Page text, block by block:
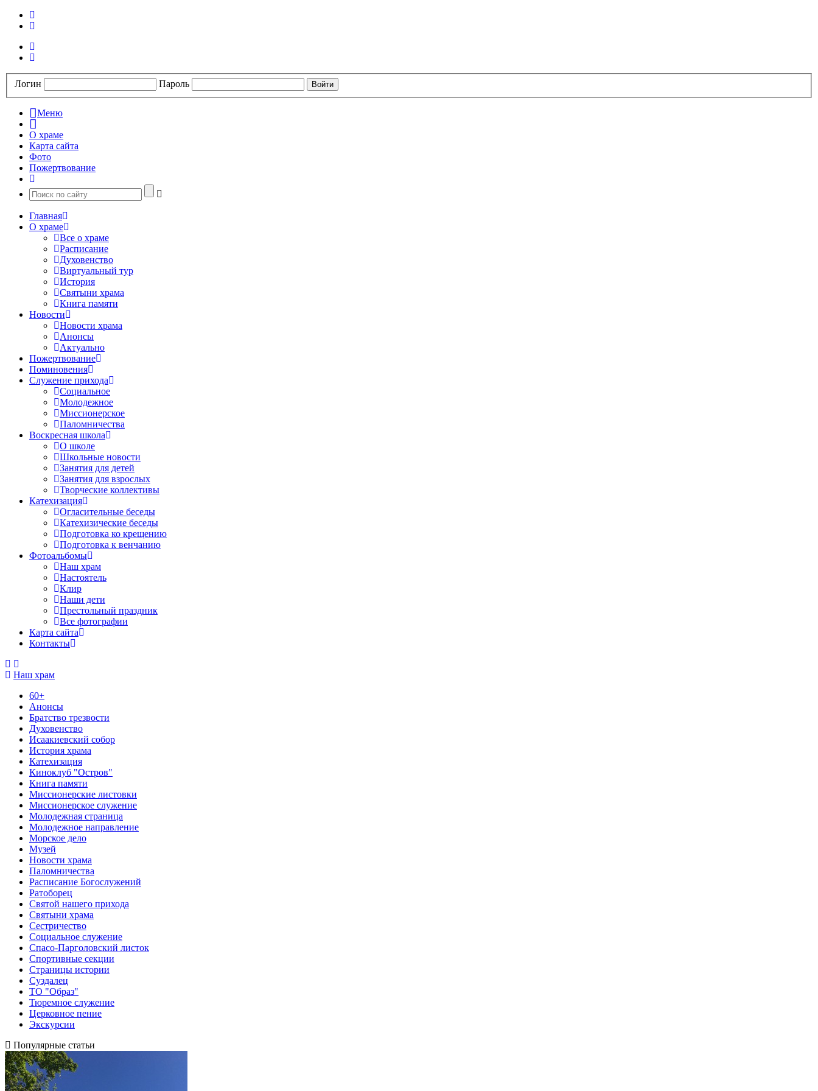
Логин Пароль
Меню
О храме
Карта сайта
Фото
Пожертвование
Главная
О храме
Все о храме
Расписание
Духовенство
Виртуальный тур
История
Святыни храма
Книга памяти
Новости
Новости храма
Анонсы
Актуально
Пожертвование
Поминовения
Служение прихода
Социальное
Молодежное
Миссионерское
Паломничества
Воскресная школа
О школе
Школьные новости
Занятия для детей
Занятия для взрослых
Творческие коллективы
Катехизация
Огласительные беседы
Катехизические беседы
Подготовка ко крещению
Подготовка к венчанию
Фотоальбомы
Наш храм
Настоятель
Клир
Наши дети
Престольный праздник
Все фотографии
Карта сайта
Контакты
Наш храм
60+
Анонсы
Братство трезвости
Духовенство
Исаакиевский собор
История храма
Катехизация
Киноклуб "Остров"
Книга памяти
Миссионерские листовки
Миссионерское служение
Молодежная страница
Молодежное направление
Морское дело
Музей
Новости храма
Паломничества
Расписание Богослужений
Ратоборец
Святой нашего прихода
Святыни храма
Сестричество
Социальное служение
Спасо-Парголовский листок
Спортивные секции
Страницы истории
Суздалец
ТО "Образ"
Тюремное служение
Церковное пение
Экскурсии
Популярные статьи